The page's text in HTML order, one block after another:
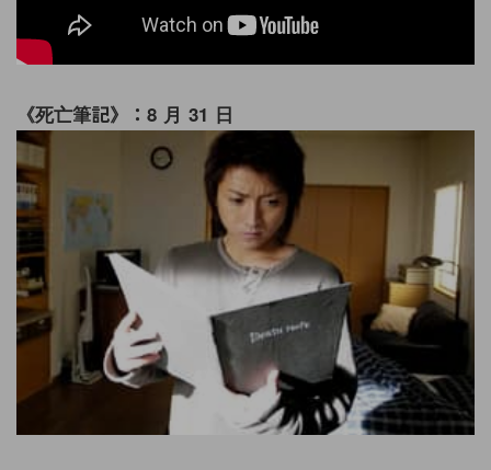
《死亡筆記》：8 月 31 日